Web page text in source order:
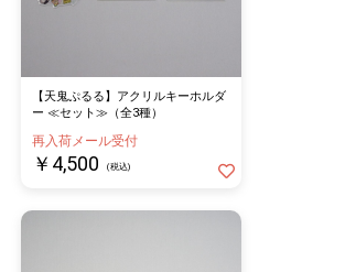
【天鬼ぷるる】アクリルキーホルダ
ー ≪セット≫（全3種）
再入荷メール受付
￥4,500 (税込)